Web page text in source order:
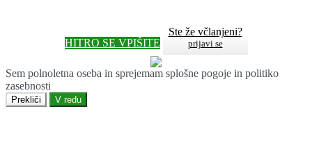
HITRO SE VPIŠITE
Ste že včlanjeni?
prijavi se
Sem polnoletna oseba in sprejemam splošne pogoje in politiko
zasebnosti
Prekliči V redu